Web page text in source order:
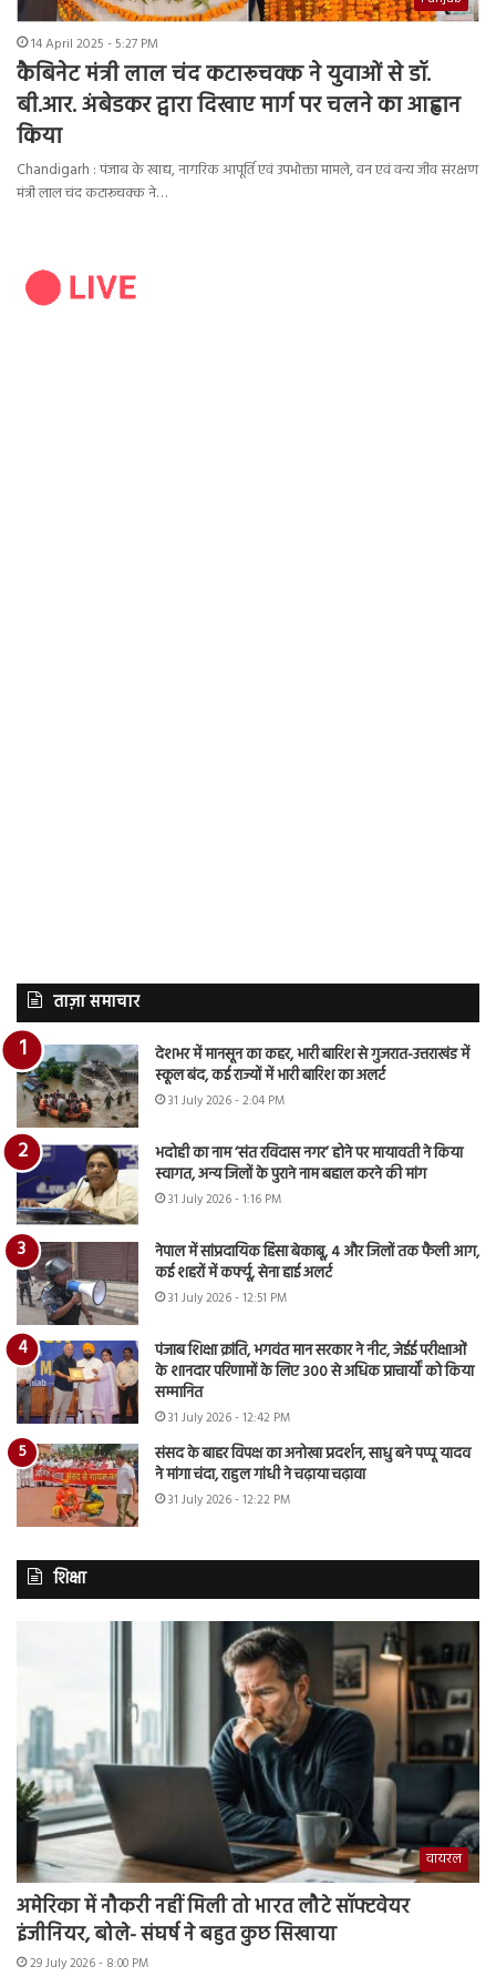
14 April 2025 - 5:27 PM
कैबिनेट मंत्री लाल चंद कटारूचक्क ने युवाओं से डॉ.
बी.आर. अंबेडकर द्वारा दिखाए मार्ग पर चलने का आह्वान
किया
Chandigarh : पंजाब के खाद्य, नागरिक आपूर्ति एवं उपभोक्ता मामले, वन एवं वन्य जीव संरक्षण
मंत्री लाल चंद कटारूचक्क ने…
ताज़ा समाचार
देशभर में मानसून का कहर, भारी बारिश से गुजरात-उत्तराखंड में
स्कूल बंद, कई राज्यों में भारी बारिश का अलर्ट
31 July 2026 - 2:04 PM
भदोही का नाम ‘संत रविदास नगर’ होने पर मायावती ने किया
स्वागत, अन्य जिलों के पुराने नाम बहाल करने की मांग
31 July 2026 - 1:16 PM
नेपाल में सांप्रदायिक हिंसा बेकाबू, 4 और जिलों तक फैली आग,
कई शहरों में कर्फ्यू, सेना हाई अलर्ट
31 July 2026 - 12:51 PM
पंजाब शिक्षा क्रांति, भगवंत मान सरकार ने नीट, जेईई परीक्षाओं
के शानदार परिणामों के लिए 300 से अधिक प्राचार्यों को किया
सम्मानित
31 July 2026 - 12:42 PM
संसद के बाहर विपक्ष का अनोखा प्रदर्शन, साधु बने पप्पू यादव
ने मांगा चंदा, राहुल गांधी ने चढ़ाया चढ़ावा
31 July 2026 - 12:22 PM
शिक्षा
वायरल
अमेरिका में नौकरी नहीं मिली तो भारत लौटे सॉफ्टवेयर
इंजीनियर, बोले- संघर्ष ने बहुत कुछ सिखाया
29 July 2026 - 8:00 PM